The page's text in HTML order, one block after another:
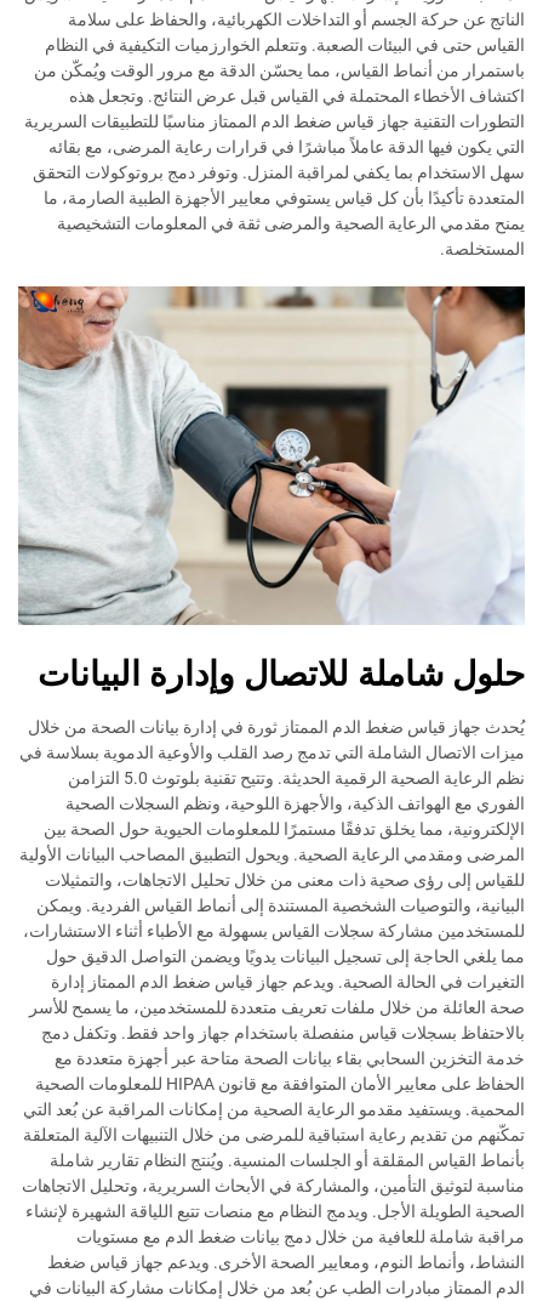
الناتج عن حركة الجسم أو التداخلات الكهربائية، والحفاظ على سلامة
القياس حتى في البيئات الصعبة. وتتعلم الخوارزميات التكيفية في النظام
باستمرار من أنماط القياس، مما يحسّن الدقة مع مرور الوقت ويُمكّن من
اكتشاف الأخطاء المحتملة في القياس قبل عرض النتائج. وتجعل هذه
التطورات التقنية جهاز قياس ضغط الدم الممتاز مناسبًا للتطبيقات السريرية
التي يكون فيها الدقة عاملاً مباشرًا في قرارات رعاية المرضى، مع بقائه
سهل الاستخدام بما يكفي لمراقبة المنزل. وتوفر دمج بروتوكولات التحقق
المتعددة تأكيدًا بأن كل قياس يستوفي معايير الأجهزة الطبية الصارمة، ما
يمنح مقدمي الرعاية الصحية والمرضى ثقة في المعلومات التشخيصية
المستخلصة.
حلول شاملة للاتصال وإدارة البيانات
يُحدث جهاز قياس ضغط الدم الممتاز ثورة في إدارة بيانات الصحة من خلال
ميزات الاتصال الشاملة التي تدمج رصد القلب والأوعية الدموية بسلاسة في
نظم الرعاية الصحية الرقمية الحديثة. وتتيح تقنية بلوتوث 5.0 التزامن
الفوري مع الهواتف الذكية، والأجهزة اللوحية، ونظم السجلات الصحية
الإلكترونية، مما يخلق تدفقًا مستمرًا للمعلومات الحيوية حول الصحة بين
المرضى ومقدمي الرعاية الصحية. ويحول التطبيق المصاحب البيانات الأولية
للقياس إلى رؤى صحية ذات معنى من خلال تحليل الاتجاهات، والتمثيلات
البيانية، والتوصيات الشخصية المستندة إلى أنماط القياس الفردية. ويمكن
للمستخدمين مشاركة سجلات القياس بسهولة مع الأطباء أثناء الاستشارات،
مما يلغي الحاجة إلى تسجيل البيانات يدويًا ويضمن التواصل الدقيق حول
التغيرات في الحالة الصحية. ويدعم جهاز قياس ضغط الدم الممتاز إدارة
صحة العائلة من خلال ملفات تعريف متعددة للمستخدمين، ما يسمح للأسر
بالاحتفاظ بسجلات قياس منفصلة باستخدام جهاز واحد فقط. وتكفل دمج
خدمة التخزين السحابي بقاء بيانات الصحة متاحة عبر أجهزة متعددة مع
الحفاظ على معايير الأمان المتوافقة مع قانون HIPAA للمعلومات الصحية
المحمية. ويستفيد مقدمو الرعاية الصحية من إمكانات المراقبة عن بُعد التي
تمكّنهم من تقديم رعاية استباقية للمرضى من خلال التنبيهات الآلية المتعلقة
بأنماط القياس المقلقة أو الجلسات المنسية. ويُنتج النظام تقارير شاملة
مناسبة لتوثيق التأمين، والمشاركة في الأبحاث السريرية، وتحليل الاتجاهات
الصحية الطويلة الأجل. ويدمج النظام مع منصات تتبع اللياقة الشهيرة لإنشاء
مراقبة شاملة للعافية من خلال دمج بيانات ضغط الدم مع مستويات
النشاط، وأنماط النوم، ومعايير الصحة الأخرى. ويدعم جهاز قياس ضغط
الدم الممتاز مبادرات الطب عن بُعد من خلال إمكانات مشاركة البيانات في